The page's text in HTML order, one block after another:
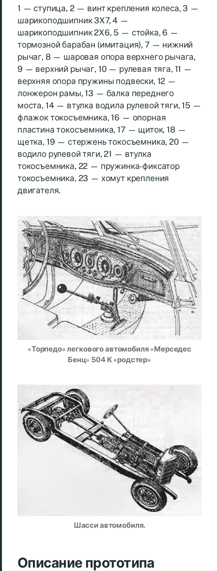
1 — ступица, 2 — винт крепления колеса, 3 —
шарикоподшипник 3X7, 4 —
шарикоподшипник 2X6, 5 — стойка, 6 —
тормозной барабан (имитация), 7 — нижний
рычаг, 8 — шаровая опора верхнего рычага,
9 — верхний рычаг, 10 — рулевая тяга, 11 —
верхняя опора пружины подвески, 12 —
лонжерон рамы, 13 — балка переднего
моста, 14 — втулка водила рулевой тяги, 15 —
флажок токосъемника, 16 — опорная
пластина токосъемника, 17 — щиток, 18 —
щетка, 19 — стержень токосъемника, 20 —
водило рулевой тяги, 21 — втулка
токосъемника, 22 — пружинка-фиксатор
токосъемника, 23 — хомут крепления
двигателя.
«Торпедо» легкового автомобиля «Мерседес
Бенц» 504 К «родстер»
Шасси автомобиля.
Описание прототипа